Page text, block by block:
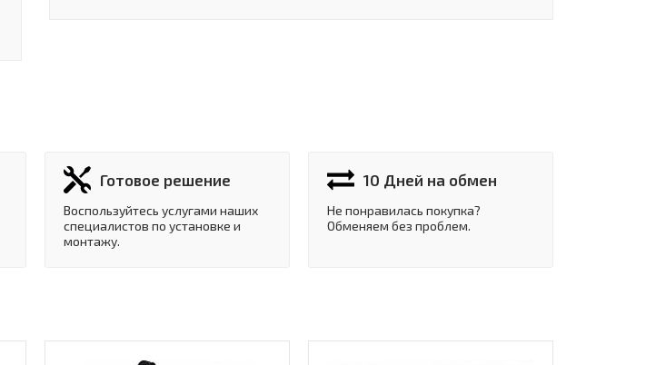
Готовое решение
Воспользуйтесь услугами наших
специалистов по установке и
монтажу.
10 Дней на обмен
Не понравилась покупка?
Обменяем без проблем.